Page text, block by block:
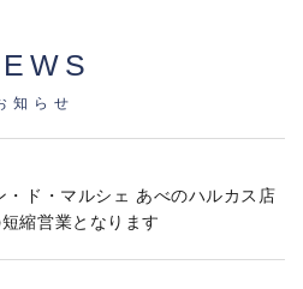
知らせ
・ド・マルシェ あべのハルカス店
縮営業となります